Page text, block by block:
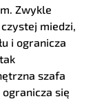
Zwykle
miedzi,
i ogranicza
szafa
się